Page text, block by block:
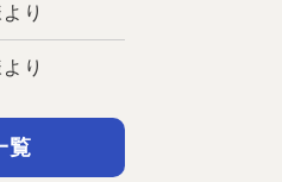
り
り
覧